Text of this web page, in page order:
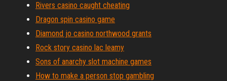
Rivers casino caught cheating
Dragon spin casino game
Diamond jo casino northwood grants
Rock story casino lac leamy
Sons of anarchy slot machine games
How to make a person stop gambling